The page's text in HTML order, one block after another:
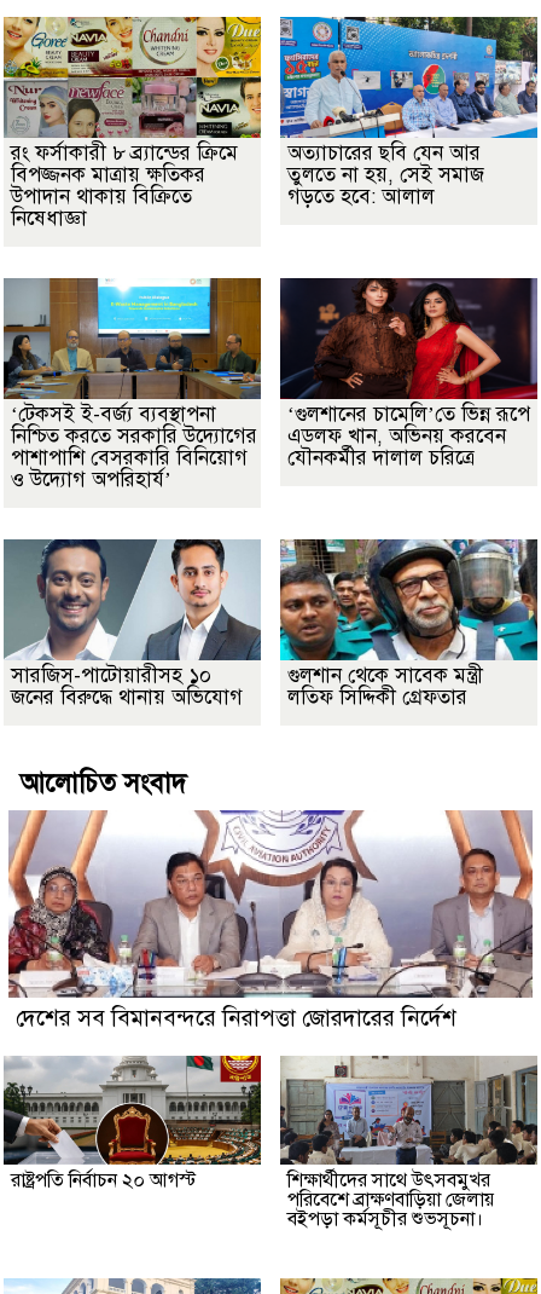
রং ফর্সাকারী ৮ ব্র্যান্ডের ক্রিমে
বিপজ্জনক মাত্রায় ক্ষতিকর
উপাদান থাকায় বিক্রিতে
নিষেধাজ্ঞা
অত্যাচারের ছবি যেন আর
তুলতে না হয়, সেই সমাজ
গড়তে হবে: আলাল
‘টেকসই ই-বর্জ্য ব্যবস্থাপনা
নিশ্চিত করতে সরকারি উদ্যোগের
পাশাপাশি বেসরকারি বিনিয়োগ
ও উদ্যোগ অপরিহার্য’
‘গুলশানের চামেলি’তে ভিন্ন রূপে
এডলফ খান, অভিনয় করবেন
যৌনকর্মীর দালাল চরিত্রে
সারজিস-পাটোয়ারীসহ ১০
জনের বিরুদ্ধে থানায় অভিযোগ
গুলশান থেকে সাবেক মন্ত্রী
লতিফ সিদ্দিকী গ্রেফতার
আলোচিত সংবাদ
দেশের সব বিমানবন্দরে নিরাপত্তা জোরদারের নির্দেশ
রাষ্ট্রপতি নির্বাচন ২০ আগস্ট
শিক্ষার্থীদের সাথে উৎসবমুখর
পরিবেশে ব্রাক্ষণবাড়িয়া জেলায়
বইপড়া কর্মসূচীর শুভসূচনা।